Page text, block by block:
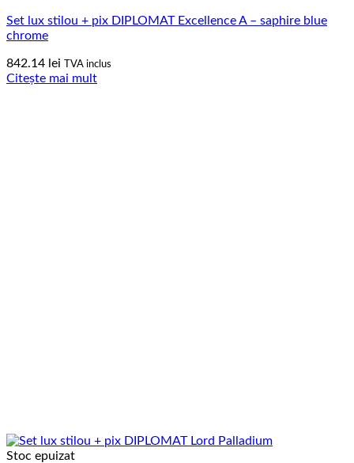
Set lux stilou + pix DIPLOMAT Excellence A – saphire blue
chrome
842.14 lei TVA inclus
Citește mai mult
Stoc epuizat